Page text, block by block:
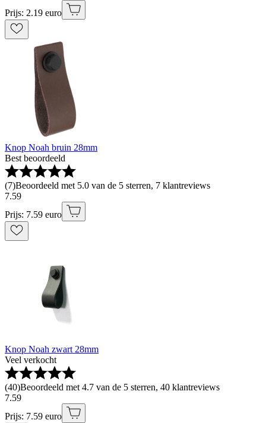
Prijs: 2.19 euro
Knop Noah bruin 28mm
Best beoordeeld
(7)Beoordeeld met 5.0 van de 5 sterren, 7 klantreviews
7.59
Prijs: 7.59 euro
Knop Noah zwart 28mm
Veel verkocht
(40)Beoordeeld met 4.7 van de 5 sterren, 40 klantreviews
7.59
Prijs: 7.59 euro